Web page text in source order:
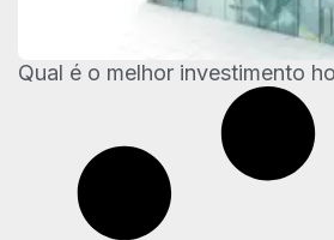
Qual é o melhor investimento